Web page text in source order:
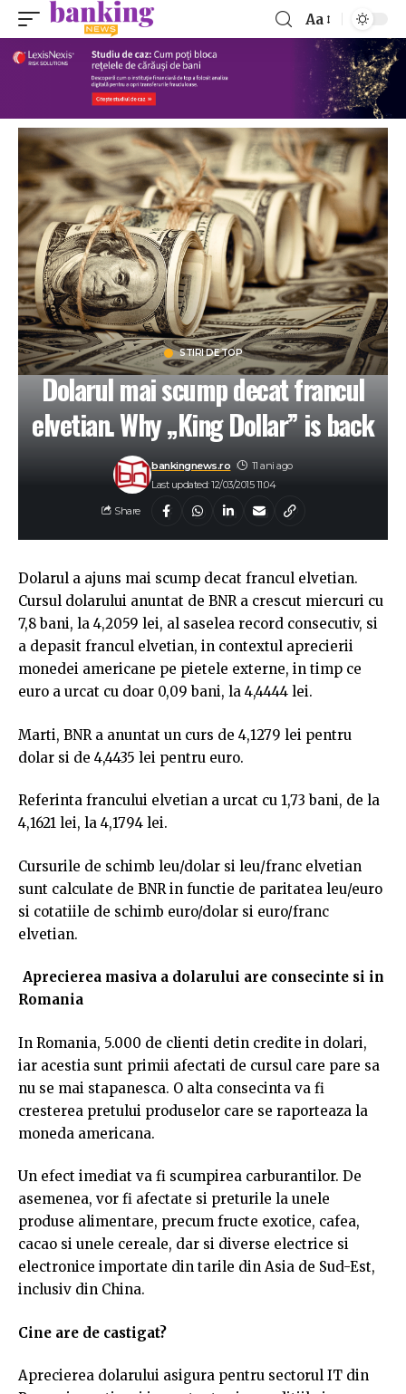
Aa
STIRI DE TOP
Dolarul mai scump decat francul
elvetian. Why „King Dollar” is back
Last updated: 12/03/2015 11:04
bankingnews.ro 11 ani ago
Share
Dolarul a ajuns mai scump decat francul elvetian.
Cursul dolarului anuntat de BNR a crescut miercuri cu
7,8 bani, la 4,2059 lei, al saselea record consecutiv, si
a depasit francul elvetian, in contextul aprecierii
monedei americane pe pietele externe, in timp ce
euro a urcat cu doar 0,09 bani, la 4,4444 lei.
Marti, BNR a anuntat un curs de 4,1279 lei pentru
dolar si de 4,4435 lei pentru euro.
Referinta francului elvetian a urcat cu 1,73 bani, de la
4,1621 lei, la 4,1794 lei.
Cursurile de schimb leu/dolar si leu/franc elvetian
sunt calculate de BNR in functie de paritatea leu/euro
si cotatiile de schimb euro/dolar si euro/franc
elvetian.
Aprecierea masiva a dolarului are consecinte si in
Romania
In Romania, 5.000 de clienti detin credite in dolari,
iar acestia sunt primii afectati de cursul care pare sa
nu se mai stapanesca. O alta consecinta va fi
cresterea pretului produselor care se raporteaza la
moneda americana.
Un efect imediat va fi scumpirea carburantilor. De
asemenea, vor fi afectate si preturile la unele
produse alimentare, precum fructe exotice, cafea,
cacao si unele cereale, dar si diverse electrice si
electronice importate din tarile din Asia de Sud-Est,
inclusiv din China.
Cine are de castigat?
Aprecierea dolarului asigura pentru sectorul IT din